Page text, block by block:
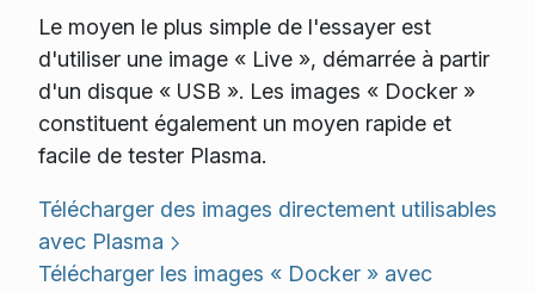
Le moyen le plus simple de l'essayer est
d'utiliser une image « Live », démarrée à partir
d'un disque « USB ». Les images « Docker »
constituent également un moyen rapide et
facile de tester Plasma.
Télécharger des images directement utilisables
avec Plasma
Télécharger les images « Docker » avec